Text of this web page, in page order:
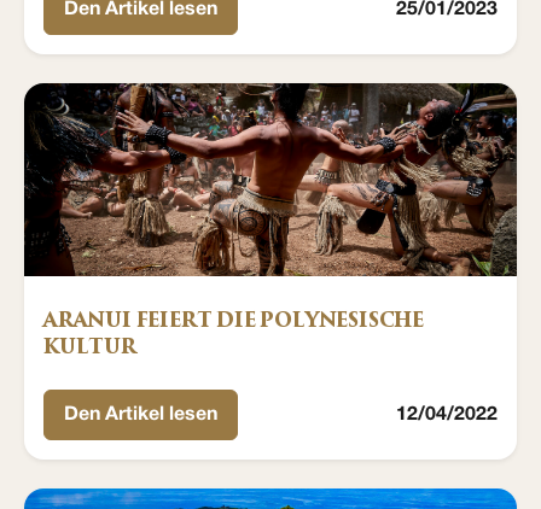
Den Artikel lesen 25/01/2023
ARANUI FEIERT DIE POLYNESISCHE
KULTUR
Den Artikel lesen 12/04/2022